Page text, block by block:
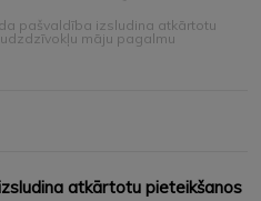
pašvaldība izsludina atkārtotu
māju pagalmu
atkārtotu pieteikšanos